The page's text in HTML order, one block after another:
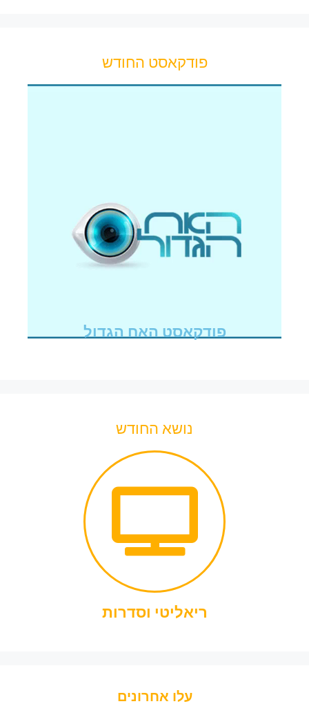
פודקאסט החודש
פודקאסט האח הגדול
נושא החודש
ריאליטי וסדרות
עלו אחרונים